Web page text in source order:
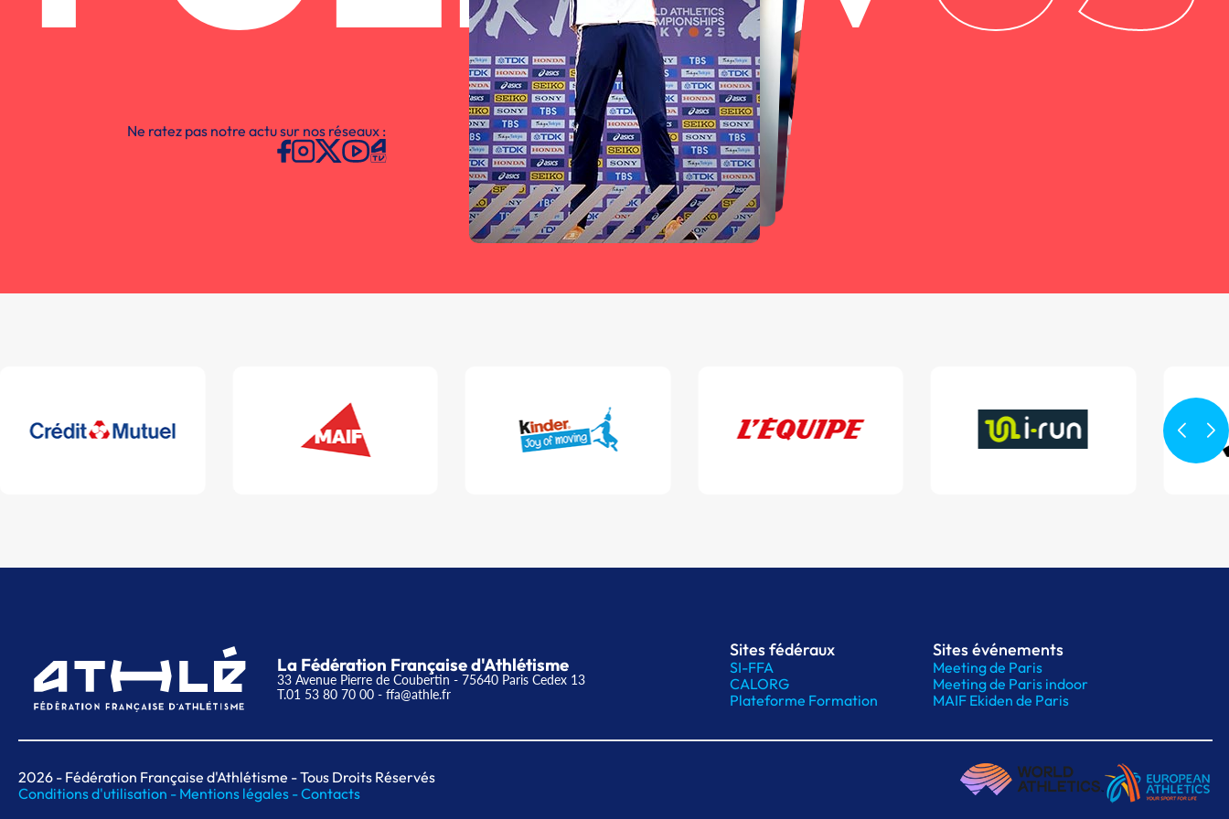
Ne ratez pas notre actu sur nos réseaux :
La Fédération Française d'Athlétisme
33 Avenue Pierre de Coubertin - 75640 Paris Cedex 13
T.01 53 80 70 00 - ffa@athle.fr
Sites fédéraux
SI-FFA
CALORG
Plateforme Formation
Sites événements
Meeting de Paris
Meeting de Paris indoor
MAIF Ekiden de Paris
2026 - Fédération Française d'Athlétisme - Tous Droits Réservés
Conditions d'utilisation - Mentions légales -Contacts